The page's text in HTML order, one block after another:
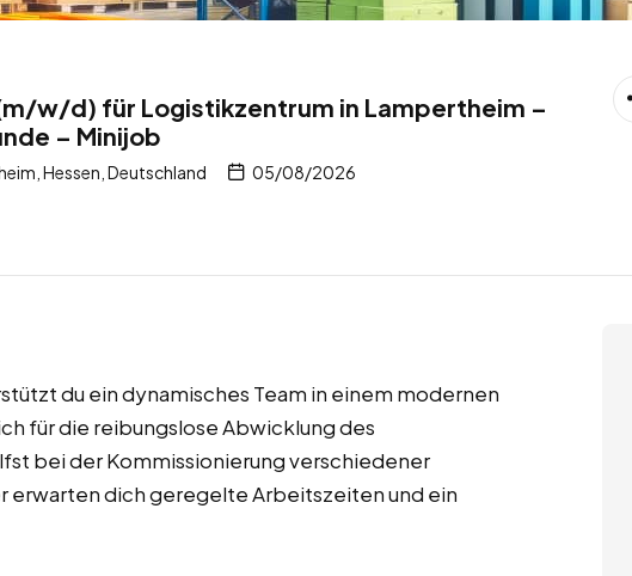
w/d) für Logistikzentrum in Lampertheim –
– Minijob
Hessen, Deutschland 05/08/2026
du ein dynamisches Team in einem modernen
für die reibungslose Abwicklung des
bei der Kommissionierung verschiedener
erwarten dich geregelte Arbeitszeiten und ein